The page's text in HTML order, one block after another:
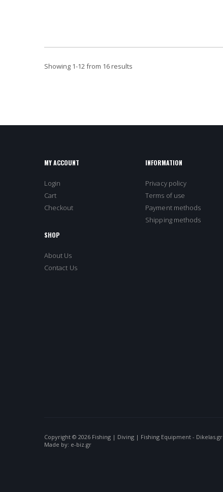
Showing 1-12from 16 results
MY ACCOUNT
Login
Cart
Checkout
SHOP
About Us
Contact Us
INFORMATION
Privacy policy
Terms of use
Payment methods
Shipping methods
Copyright © 2026 Fishing | Diving | Fishing Equipment - Dikelas.gr
Made by: e-biz.gr